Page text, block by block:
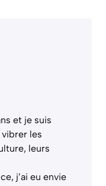
et je suis
les
leurs
j’ai eu envie